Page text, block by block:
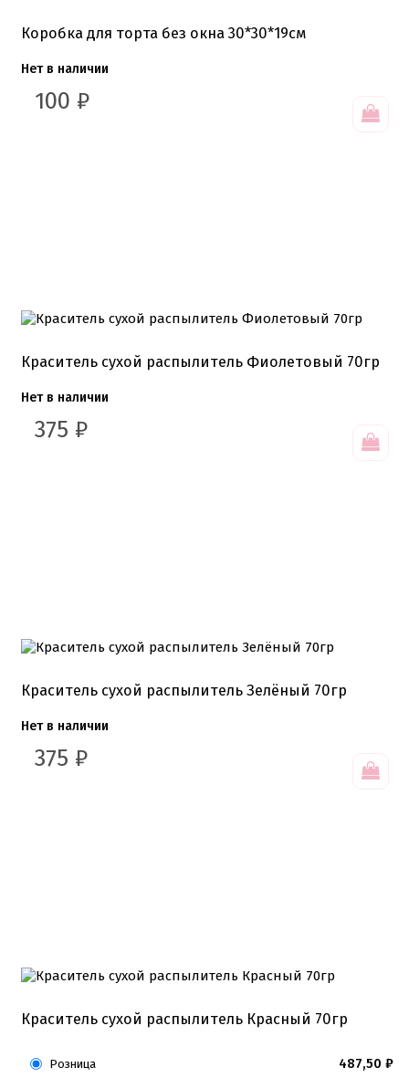
Глазурь для кондитеров
Коробка для торта без окна 30*30*19см
Нет в наличии
100 ₽
Краситель сухой распылитель Фиолетовый 70гр
Нет в наличии
375 ₽
Краситель сухой распылитель Зелёный 70гр
Нет в наличии
375 ₽
Краситель сухой распылитель Красный 70гр
Розница 487,50 ₽